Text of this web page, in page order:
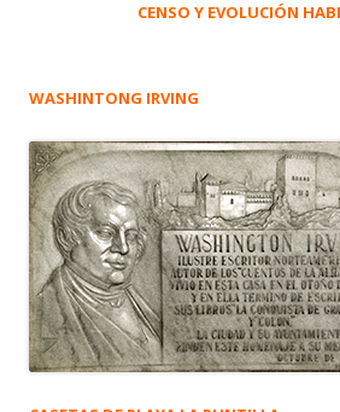
CENSO Y EVOLUCIÓN
WASHINTONG IRVING